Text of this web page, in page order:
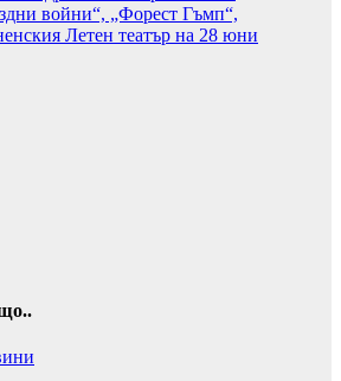
войни“, „Форест Гъмп“,
Летен театър на 28 юни